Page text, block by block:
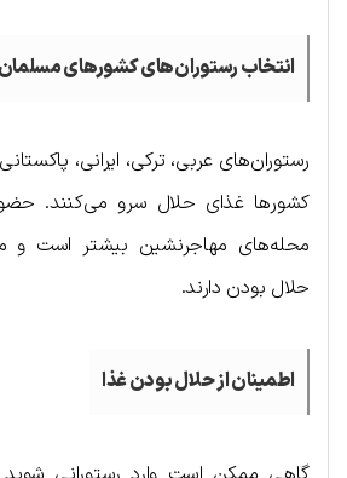
انتخاب رستوران‌های کشورهای مسلمان
رستوران‌های عربی، ترکی، ایرانی،
کشورها غذای حلال سرو می‌کنند.
محله‌های مهاجرنشین بیشتر است و
حلال بودن دارند.
اطمینان از حلال بودن غذا